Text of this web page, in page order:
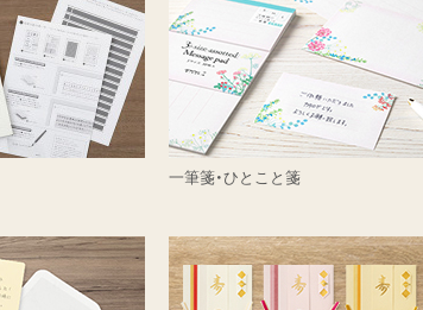
一筆箋・ひとこと箋